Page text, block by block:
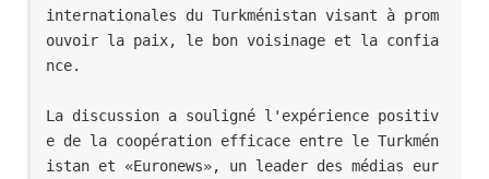
internationales du Turkménistan visant à prom
ouvoir la paix, le bon voisinage et la confia
nce.
La discussion a souligné l'expérience positiv
e de la coopération efficace entre le Turkmén
istan et «Euronews», un leader des médias eur